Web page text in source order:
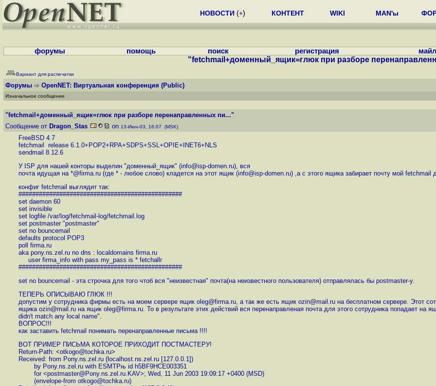
НОВОСТИ (+) КОНТЕНТ WIKI MAN'ы
форумы помощь поиск регистрация
"fetchmail+доменный_ящик=глюк при разборе
Вариант для распечатки
Форумы OpenNET: Виртуальная конференция (Public)
Изначальное сообщение
"fetchmail+доменный_ящик=глюк при разборе перенаправленных пи..."
Сообщение от Dragon_Stas on 13-Июн-03, 16:07 (MSK)
FreeBSD 4.7
fetchmail release 6.1.0+POP2+RPA+SDPS+SSL+OPIE+INET6+NLS
sendmail 8.12.6
У ISP для нашей конторы выделин "доменный_ящик" (info@isp-domen.ru), вся
почта идущая на *@firma.ru (где * - любое слово) кладется на этот ящик (info@isp-domen.ru) ,а с этого ящика забирает почту мой
конфиг fetchmail выглядит так:
################################################
set daemon 60
set invisible
set logfile /var/log/fetchmail-log/fetchmail.log
set postmaster "postmaster"
set no bouncemail
defaults protocol POP3
poll firma.ru
aka pony.ns.zel.ru no dns : localdomains firma.ru
user firma_info with pass my_pass is * fetchallr
################################################
set no bouncemail - эта строчка для того чтоб вся "неизвестная" почта(на неизвестного пользователя) отправлялась бы postmaster-у.
ТЕПЕРЬ ОПИСЫВАЮ ГЛЮК !!!
допустим у сотрудника фирмы есть на моем сервере ящик oleg@firma.ru, а так же есть ящик ozin@mail.ru на бесплатном сервере. Этот
ящика ozin@mail.ru на ящик oleg@firma.ru. То в результате этих действий вся перенаправленая почта для этого сотрудника попадает
didn't match any local name".
ВОПРОС!!!
как заставить fetchmail понимать перенаправленные письма !!!!
ВОТ ПРИМЕР ПИСЬМА КОТОРОЕ ПРИХОДИТ ПОСТМАСТЕРУ!
Return-Path: <otkogo@tochka.ru>
Received: from Pony.ns.zel.ru (localhost.ns.zel.ru [127.0.0.1])
by Pony.ns.zel.ru with ESMTPњ id h5BF9HCE003351
for <postmaster@Pony.ns.zel.ru.KAV>; Wed, 11 Jun 2003 19:09:17 +0400 (MSD)
(envelope-from otkogo@tochka.ru)